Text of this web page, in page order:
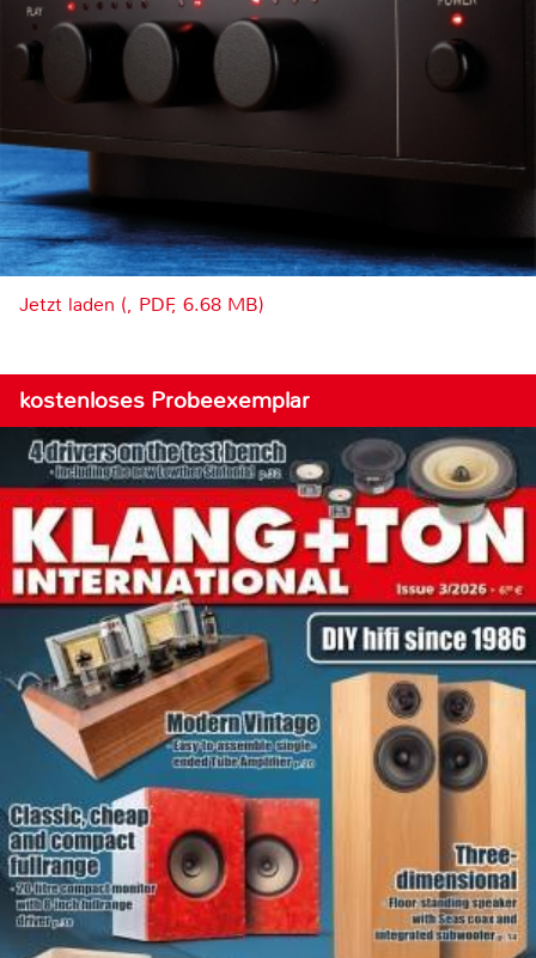
Jetzt laden (, PDF, 6.68 MB)
kostenloses Probeexemplar